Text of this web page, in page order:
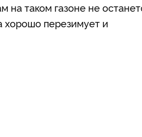
на таком газоне не
хорошо перезимует и